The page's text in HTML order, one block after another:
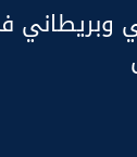
وبريطاني